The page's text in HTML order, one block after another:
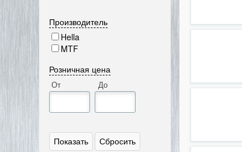
Производитель
Hella
MTF
Розничная цена
От До